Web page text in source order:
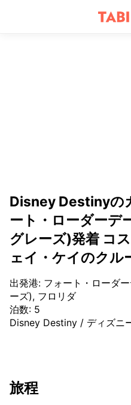
Disney Destinyの
ート・ローダーデ
グレーズ)発着 コ
ェイ・ケイのクル
出発港: フォート・ローダ
ーズ), フロリダ
泊数: 5
Disney Destiny / ディズニ
旅程